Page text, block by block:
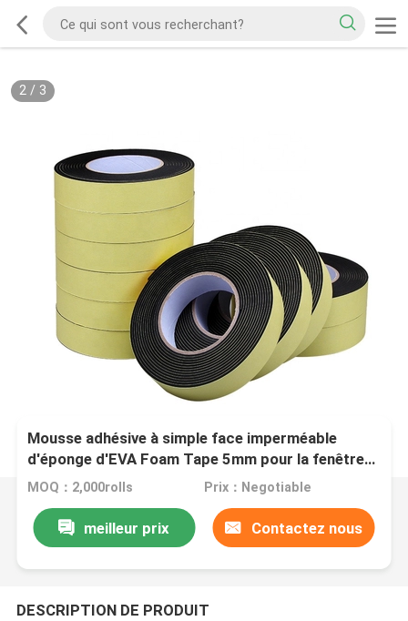
2/ 3
Mousse adhésive à simple face imperméable
d'éponge d'EVA Foam Tape 5mm pour la fenêtre
de porte
MOQ：2,000rolls Prix：Negotiable
meilleur prix Contactez nous
DESCRIPTION DE PRODUIT